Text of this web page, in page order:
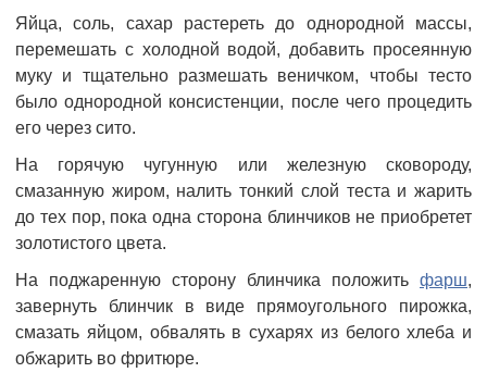
Яйца, соль, сахар растереть до однородной массы,
перемешать с холодной водой, добавить просеянную
муку и тщательно размешать веничком, чтобы тесто
было однородной консистенции, после чего процедить
его через сито.
На горячую чугунную или железную сковороду,
смазанную жиром, налить тонкий слой теста и жарить
до тех пор, пока одна сторона блинчиков не приобретет
золотистого цвета.
На поджаренную сторону блинчика положить фарш,
завернуть блинчик в виде прямоугольного пирожка,
смазать яйцом, обвалять в сухарях из белого хлеба и
обжарить во фритюре.